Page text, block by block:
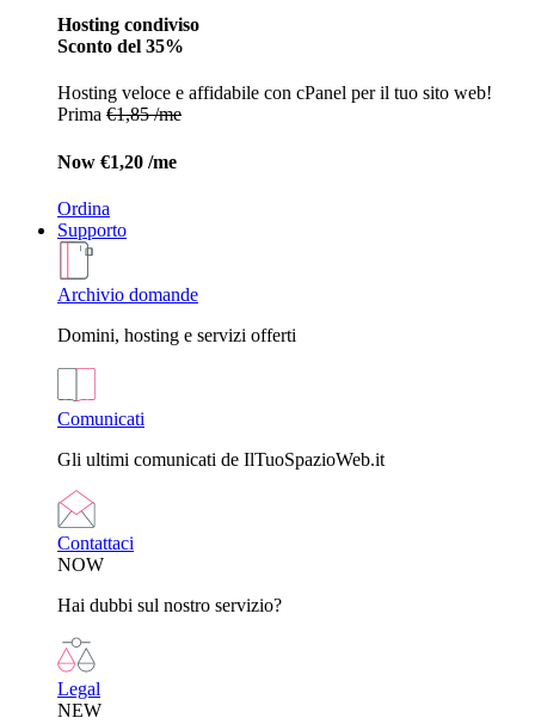
Hosting condiviso
Sconto del 35%
Hosting veloce e affidabile con cPanel per il tuo sito web!
Prima €1,85 /me
Now €1,20 /me
Ordina
Supporto
Archivio domande
Domini, hosting e servizi offerti
Comunicati
Gli ultimi comunicati de IlTuoSpazioWeb.it
Contattaci
NOW
Hai dubbi sul nostro servizio?
Legal
NEW